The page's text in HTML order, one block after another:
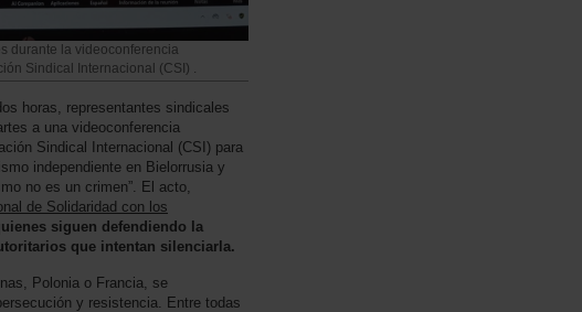
durante la videoconferencia
Sindical Internacional (CSI) .
horas, representantes sindicales
a una videoconferencia
Sindical Internacional (CSI) para
independiente en Bielorrusia y
no es un crimen”. El acto,
de Solidaridad con los
siguen defendiendo la
que intentan silenciarla.
Polonia o Francia, se
y resistencia. Entre todas